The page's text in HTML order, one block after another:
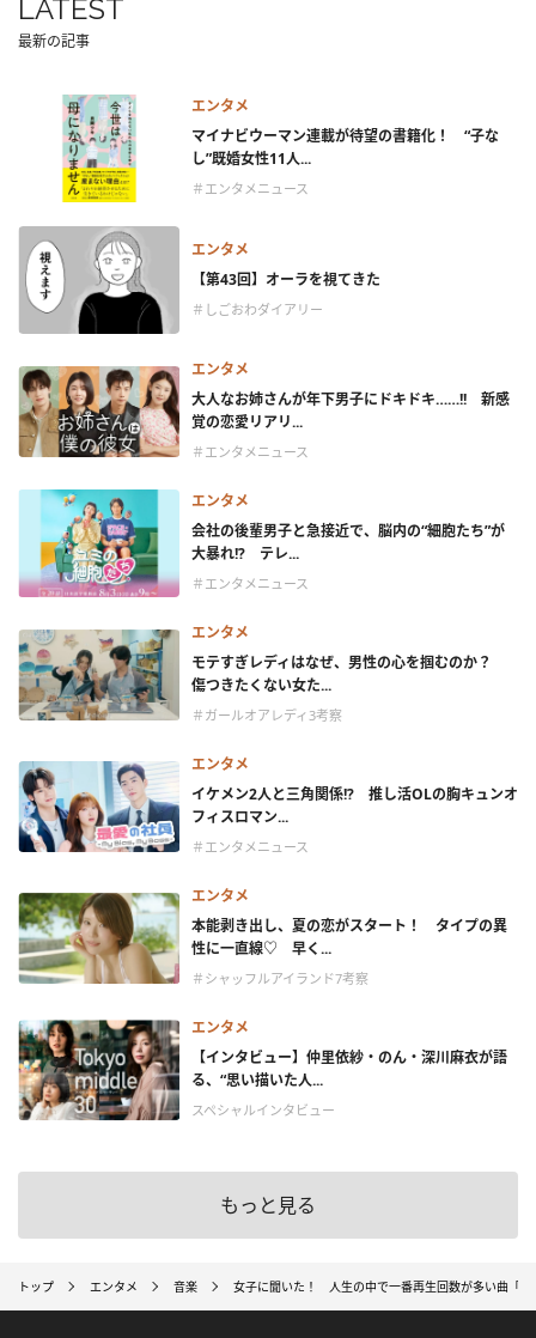
LATEST
最新の記事
エンタメ
マイナビウーマン連載が待望の書籍化！ “子な
し”既婚女性11人...
＃エンタメニュース
エンタメ
【第43回】オーラを視てきた
＃しごおわダイアリー
エンタメ
大人なお姉さんが年下男子にドキドキ……!! 新感
覚の恋愛リアリ...
＃エンタメニュース
エンタメ
会社の後輩男子と急接近で、脳内の“細胞たち”が
大暴れ!? テレ...
＃エンタメニュース
エンタメ
モテすぎレディはなぜ、男性の心を掴むのか？
傷つきたくない女た...
＃ガールオアレディ3考察
エンタメ
イケメン2人と三角関係!? 推し活OLの胸キュンオ
フィスロマン...
＃エンタメニュース
エンタメ
本能剥き出し、夏の恋がスタート！ タイプの異
性に一直線♡ 早く...
＃シャッフルアイランド7考察
エンタメ
【インタビュー】仲里依紗・のん・深川麻衣が語
る、“思い描いた人...
スペシャルインタビュー
もっと見る
トップ エンタメ 音楽 女子に聞いた！ 人生の中で一番再生回数が多い曲「